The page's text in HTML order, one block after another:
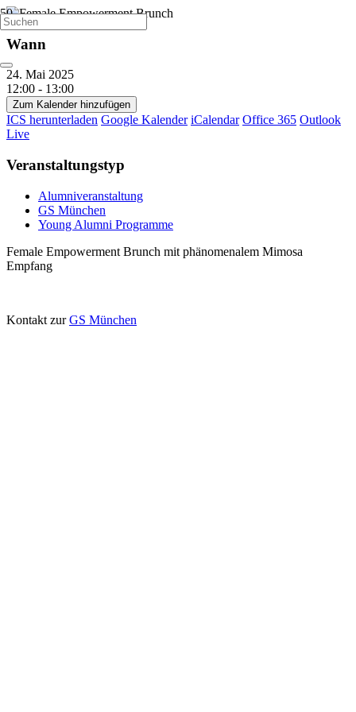
Wann
24. Mai 2025
12:00 - 13:00
Zum Kalender hinzufügen
ICS herunterladen Google Kalender iCalendar Office 365 Outlook
Live
Veranstaltungstyp
Alumniveranstaltung
GS München
Young Alumni Programme
Female Empowerment Brunch mit phänomenalem Mimosa
Empfang
Kontakt zurGS München